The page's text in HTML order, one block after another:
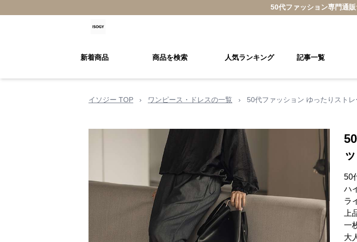
50代ファッション専門通販
新着商品 商品を検索 人気ランキング 記事一覧
イソジー TOP › ワンピース・ドレスの一覧 › 50代ファッション ゆったりスト
50
ハ
ラ
一
大